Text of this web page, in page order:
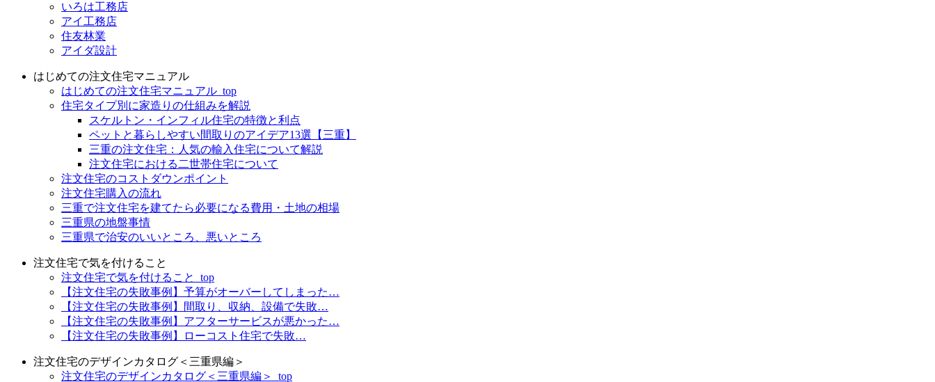
いろは工務店
アイ工務店
住友林業
アイダ設計
はじめての注文住宅マニュアル
はじめての注文住宅マニュアル_top
住宅タイプ別に家造りの仕組みを解説
スケルトン・インフィル住宅の特徴と利点
ペットと暮らしやすい間取りのアイデア13選【三重】
三重の注文住宅：人気の輸入住宅について解説
注文住宅における二世帯住宅について
注文住宅のコストダウンポイント
注文住宅購入の流れ
三重で注文住宅を建てたら必要になる費用・土地の相場
三重県の地盤事情
三重県で治安のいいところ、悪いところ
注文住宅で気を付けること
注文住宅で気を付けること_top
【注文住宅の失敗事例】予算がオーバーしてしまった…
【注文住宅の失敗事例】間取り、収納、設備で失敗…
【注文住宅の失敗事例】アフターサービスが悪かった…
【注文住宅の失敗事例】ローコスト住宅で失敗…
注文住宅のデザインカタログ＜三重県編＞
注文住宅のデザインカタログ＜三重県編＞_top